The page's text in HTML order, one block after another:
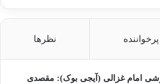
پرخواننده نظرها
امام غزالی (آیجی بوک): مقصدی